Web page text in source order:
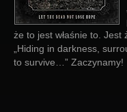
że to jest właśnie to.
„Hiding in darkness,
to survive…” Zaczynamy!